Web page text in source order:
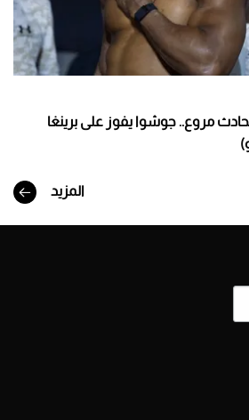
لحادث مروع.. جوشوا يفوز على برينغا
المزيد